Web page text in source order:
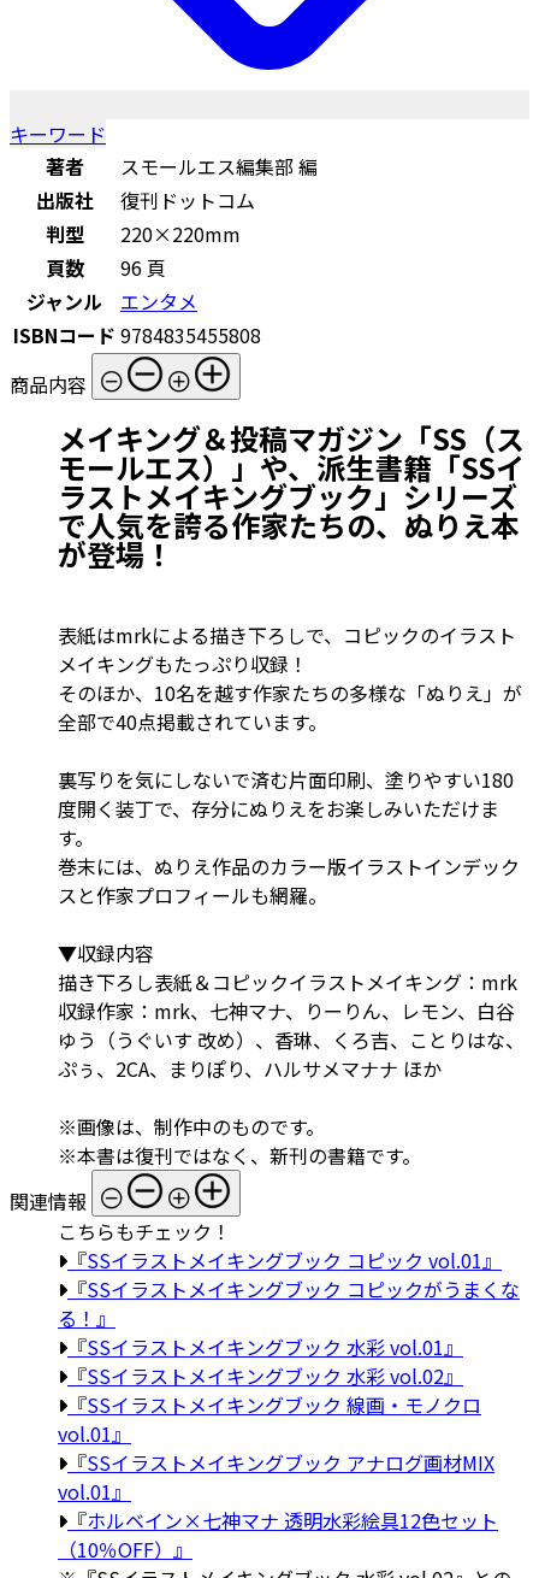
キーワード
著者
スモールエス編集部 編
出版社
復刊ドットコム
判型
220×220mm
頁数
96 頁
ジャンル
エンタメ
ISBNコード 9784835455808
商品内容
メイキング＆投稿マガジン「SS（ス
モールエス）」や、派生書籍「SSイ
ラストメイキングブック」シリーズ
で人気を誇る作家たちの、ぬりえ本
が登場！
表紙はmrkによる描き下ろしで、コピックのイラスト
メイキングもたっぷり収録！
そのほか、10名を越す作家たちの多様な「ぬりえ」が
全部で40点掲載されています。
裏写りを気にしないで済む片面印刷、塗りやすい180
度開く装丁で、存分にぬりえをお楽しみいただけま
す。
巻末には、ぬりえ作品のカラー版イラストインデック
スと作家プロフィールも網羅。
▼収録内容
描き下ろし表紙＆コピックイラストメイキング：mrk
収録作家：mrk、七神マナ、りーりん、レモン、白谷
ゆう（うぐいす 改め）、香琳、くろ吉、ことりはな、
ぷぅ、2CA、まりぽり、ハルサメマナナ ほか
※画像は、制作中のものです。
※本書は復刊ではなく、新刊の書籍です。
関連情報
こちらもチェック！
『SSイラストメイキングブック コピック vol.01』
『SSイラストメイキングブック コピックがうまくな
る！』
『SSイラストメイキングブック 水彩 vol.01』
『SSイラストメイキングブック 水彩 vol.02』
『SSイラストメイキングブック 線画・モノクロ
vol.01』
『SSイラストメイキングブック アナログ画材MIX
vol.01』
『ホルベイン×七神マナ 透明水彩絵具12色セット
（10％OFF）』